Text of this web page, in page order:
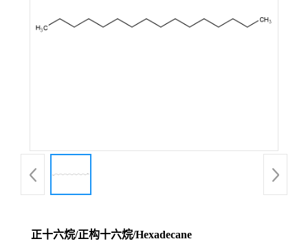
正十六烷/正构十六烷/Hexadecane